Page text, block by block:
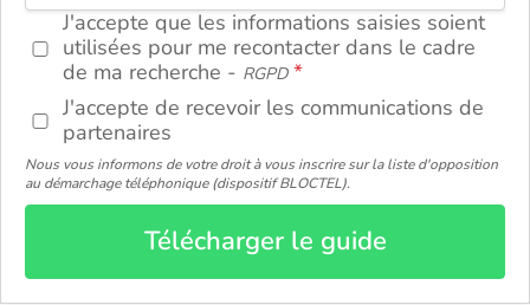
J'accepte que les informations saisies soient
utilisées pour me recontacter dans le cadre
de ma recherche - RGPD
J'accepte de recevoir les communications de
partenaires
Nous vous informons de votre droit à vous inscrire sur la liste d'opposition
au démarchage téléphonique (dispositif BLOCTEL).
Télécharger le guide